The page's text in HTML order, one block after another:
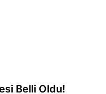
Belli Oldu!